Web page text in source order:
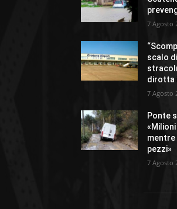
7 Agosto
scalo
dirotta
7 Agosto
Ponte
mentre
pezzi»
7 Agosto